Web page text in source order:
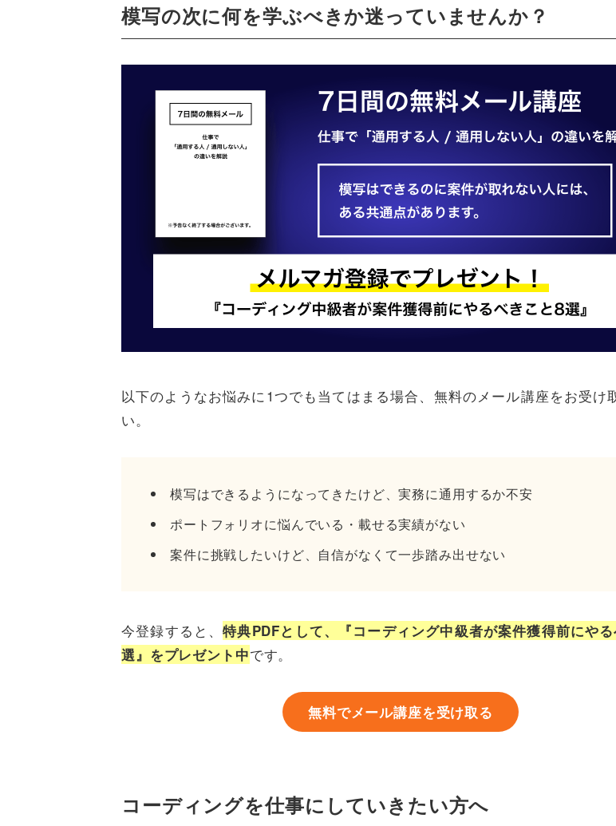
模写の次に何を学ぶべきか迷っていませんか？
以下のようなお悩みに1つでも当てはまる場合、無料のメール講座をお受け
い。
模写はできるようになってきたけど、実務に通用するか不安
ポートフォリオに悩んでいる・載せる実績がない
案件に挑戦したいけど、自信がなくて一歩踏み出せない
今登録すると、特典PDFとして、『コーディング中級者が案件獲得前にや
選』をプレゼント中です。
無料でメール講座を受け取る
コーディングを仕事にしていきたい方へ